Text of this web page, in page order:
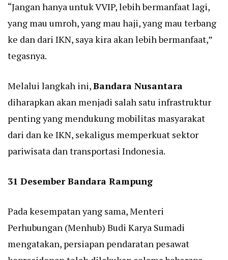
“Jangan hanya untuk VVIP, lebih bermanfaat lagi,
yang mau umroh, yang mau haji, yang mau terbang
ke dan dari IKN, saya kira akan lebih bermanfaat,”
tegasnya.
Melalui langkah ini,Bandara Nusantara
diharapkan akan menjadi salah satu infrastruktur
penting yang mendukung mobilitas masyarakat
dari dan ke IKN, sekaligus memperkuat sektor
pariwisata dan transportasi Indonesia.
31 Desember Bandara Rampung
Pada kesempatan yang sama, Menteri
Perhubungan (Menhub) Budi Karya Sumadi
mengatakan, persiapan pendaratan pesawat